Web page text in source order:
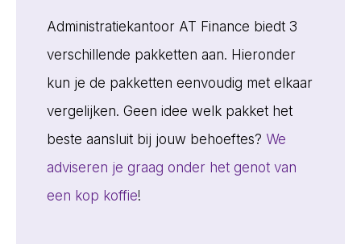
Administratiekantoor AT Finance biedt 3
verschillende pakketten aan. Hieronder
kun je de pakketten eenvoudig met elkaar
vergelijken. Geen idee welk pakket het
beste aansluit bij jouw behoeftes? We
adviseren je graag onder het genot van
een kop koffie!